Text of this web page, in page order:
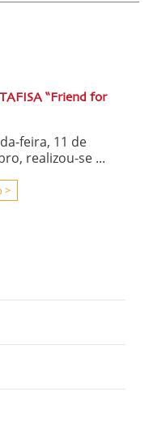
“Friend for
feira, 11 de
realizou-se ...
>